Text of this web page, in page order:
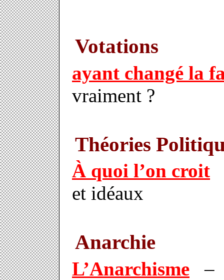
Votations
ayant changé la
vraiment ?
Théories
À quoi l’on croit
et idéaux
Anarchie
L’Anarchisme –